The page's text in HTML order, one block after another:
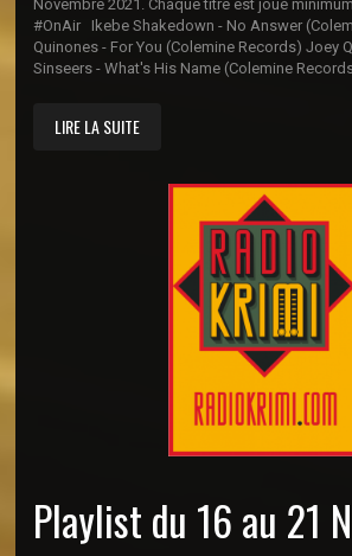
Novembre 2021. Chaque titre est joué
#OnAir Ikebe Shakedown - No Answer
Quinones - For You (Colemine Records) Joey
Sinseers - What's His Name (Colemine
LIRE LA SUITE
Playlist du 16 au 21